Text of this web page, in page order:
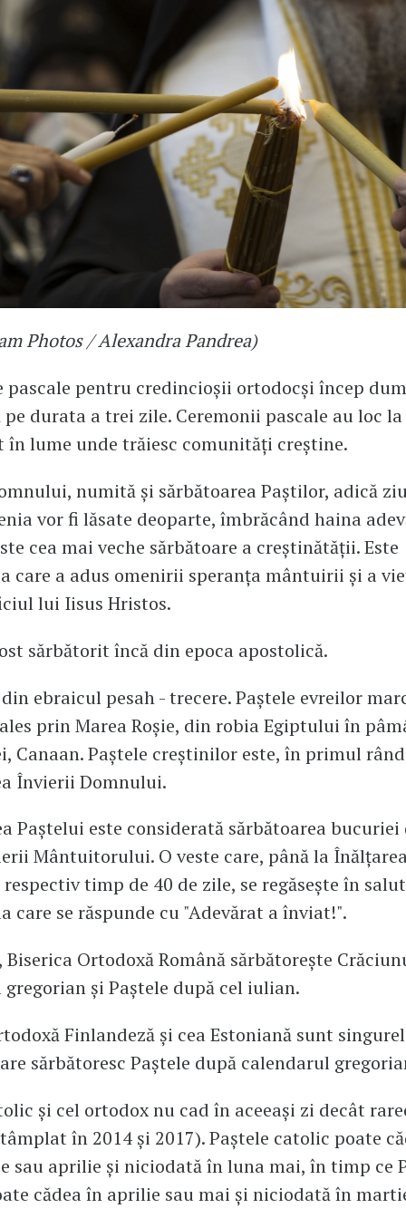
Photos / Alexandra Pandrea)
pascale pentru credincioşii ortodocşi încep
pe durata a trei zile. Ceremonii pascale au loc
în lume unde trăiesc comunităţi creştine.
numită şi sărbătoarea Paştilor, adică
vor fi lăsate deoparte, îmbrăcând haina
cea mai veche sărbătoare a creştinătăţii. Este
care a adus omenirii speranţa mântuirii şi a
lui Iisus Hristos.
sărbătorit încă din epoca apostolică.
ebraicul pesah - trecere. Paştele evreilor
prin Marea Roşie, din robia Egiptului în
Canaan. Paştele creştinilor este, în primul
Învierii Domnului.
Paştelui este considerată sărbătoarea bucuriei
Mântuitorului. O veste care, până la
timp de 40 de zile, se regăseşte în
care se răspunde cu "Adevărat a înviat!".
Ortodoxă Română sărbătoreşte
şi Paştele după cel iulian.
Finlandeză şi cea Estoniană sunt
sărbătoresc Paştele după calendarul
şi cel ortodox nu cad în aceeaşi zi decât
în 2014 şi 2017). Paştele catolic poate
sau aprilie şi niciodată în luna mai, în timp ce
cădea în aprilie sau mai şi niciodată în